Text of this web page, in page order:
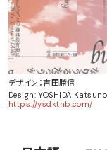
デザイン：吉田勝信
Design: YOSHIDA
https://ysdktnb.com/